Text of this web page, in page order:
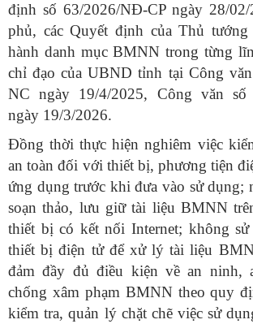
định số 63/2026/NĐ-CP ngày 28/
phủ, các Quyết định của Thủ
hành danh mục BMNN trong từng
chỉ đạo của UBND tỉnh tại Công
NC ngày 19/4/2025, Công văn số
ngày 19/3/2026.
Đồng thời thực hiện nghiêm việc
an toàn đối với thiết bị, phương tiện
ứng dụng trước khi đưa vào sử dụng;
soạn thảo, lưu giữ tài liệu BMNN
thiết bị có kết nối Internet; không
thiết bị điện tử để xử lý tài liệu
đảm đầy đủ điều kiện về an ninh,
chống xâm phạm BMNN theo quy
kiểm tra, quản lý chặt chẽ việc sử